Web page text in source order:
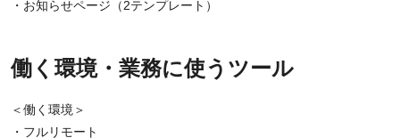
・お知らせページ（2テンプレート）
働く環境・業務に使うツール
＜働く環境＞
・フルリモート